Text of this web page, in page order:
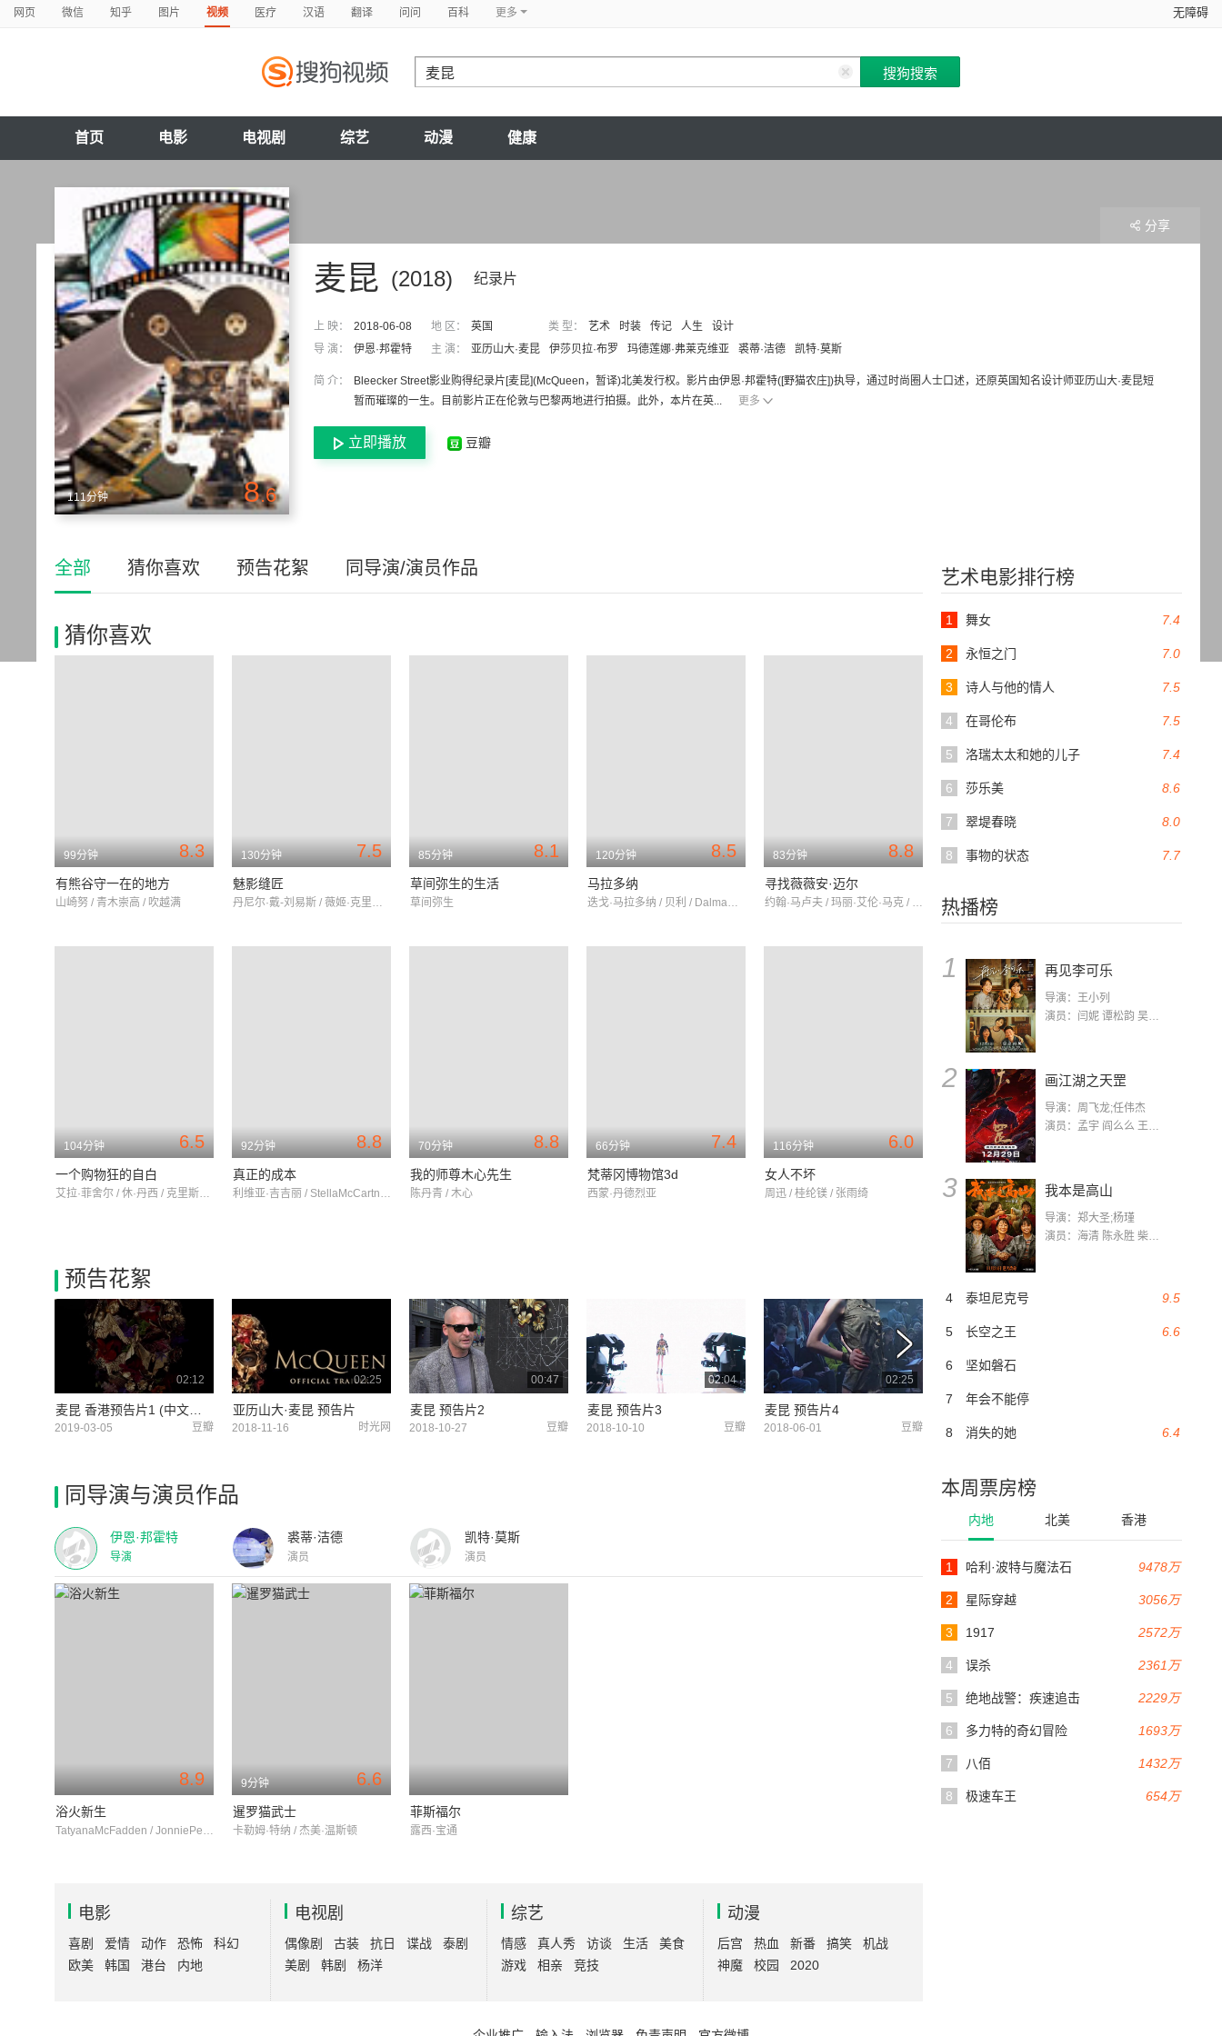
网页 微信 知乎 图片 视频 医疗 汉语 翻译 问问 百科 更多 无障碍
首页 电影 电视剧 综艺 动漫 健康
111分钟 8.6
(2018) 纪录片
麦昆
上 映： 2018-06-08 地 区： 英国 类 型： 艺术 时装 传记 人生
设计
导 演：
伊恩·邦霍特 主 演： 亚历山大·麦昆 伊莎贝拉·布罗 玛德莲娜·弗莱克维亚 裘蒂·洁德 凯特·莫斯
简 介：
Bleecker Street影业购得纪录片[麦昆](McQueen，暂译)北美发行权。影片由伊恩·邦霍特([野猫农庄])执导，通过时尚圈人士口述，还原英国知名设计师亚历山大·麦昆短
暂而璀璨的一生。目前影片正在伦敦与巴黎两地进行拍摄。此外，本片在英...
更多
立即播放 豆瓣
分享
艺术电影排行榜
7.4
1 舞女
7.0
2 永恒之门
7.5
3 诗人与他的情人
7.5
4 在哥伦布
7.4
5 洛瑞太太和她的儿子
8.6
6 莎乐美
8.0
7 翠堤春晓
7.7
8 事物的状态
热播榜
1 再见李可乐
导演：王小列
演员：闫妮 谭松韵 吴京 蒋龙 赵小棠 冯雷 李虎城 平安 小七 小可乐
2 画江湖之天罡
导演：周飞龙;任伟杰
演员：孟宇 阎么么 王凯 郭政建 阎萌萌 杨默 高枫 齐斯伽 刘芊含 马程
3 我本是高山
导演：郑大圣;杨瑾
演员：海清 陈永胜 柴烨 王玥婷 万国鹏 美朵达瓦 赵瑞婷 罗解艳 郭莉娜 潘家艳
9.5
4 泰坦尼克号
6.6
5 长空之王
6 坚如磐石
7 年会不能停
6.4
8 消失的她
本周票房榜
内地 北美 香港
9478万
1 哈利·波特与魔法石
3056万
2 星际穿越
2572万
3 1917
2361万
4 误杀
2229万
5 绝地战警：疾速追击
1693万
6 多力特的奇幻冒险
1432万
7 八佰
654万
8 极速车王
全部 猜你喜欢 预告花絮 同导演/演员作品
猜你喜欢
8.3
99分钟
有熊谷守一在的地方
山崎努 / 青木崇高 / 吹越满
7.5
130分钟
魅影缝匠
丹尼尔·戴-刘易斯 / 薇姬·克里普斯 / 莱丝利·曼维尔
8.1
85分钟
草间弥生的生活
草间弥生
8.5
120分钟
马拉多纳
迭戈·马拉多纳 / 贝利 / DalmaMaradona
8.8
83分钟
寻找薇薇安·迈尔
约翰·马卢夫 / 玛丽·艾伦·马克 / 菲尔·多纳休
6.5
104分钟
一个购物狂的自白
艾拉·菲舍尔 / 休·丹西 / 克里斯滕·里特
8.8
92分钟
真正的成本
利维亚·吉吉丽 / StellaMcCartney / Stella McCartney
8.8
70分钟
我的师尊木心先生
陈丹青 / 木心
7.4
66分钟
梵蒂冈博物馆3d
西蒙·丹德烈亚
6.0
116分钟
女人不坏
周迅 / 桂纶镁 / 张雨绮
预告花絮
02:12
2019-03-05 豆瓣
02:25
亚历山大·麦昆 预告片
2018-11-16 时光网
00:47
麦昆 预告片2
2018-10-27 豆瓣
02:04
麦昆 预告片3
2018-10-10 豆瓣
02:25
麦昆 预告片4
2018-06-01 豆瓣
麦昆 预告片5
2018-05-02
同导演与演员作品
伊恩·邦霍特
导演
裘蒂·洁德
演员
凯特·莫斯
演员
8.9
浴火新生
TatyanaMcFadden / JonniePeacock / ShingoKunieda
6.6
9分钟
暹罗猫武士
卡勒姆·特纳 / 杰美·温斯顿
菲斯福尔
露西·宝通
电影
喜剧 爱情 动作 恐怖
科幻
欧美
韩国 港台 内地
电视剧
偶像剧 古装 抗日 谍战
泰剧
美剧
韩剧 杨洋
综艺
情感 真人秀 访谈 生活
美食
游戏
相亲 竞技
动漫
后宫 热血 新番 搞笑
机战
神魔
校园 2020